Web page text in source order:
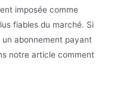
imposée comme
fiables du marché. Si
abonnement payant
notre article comment